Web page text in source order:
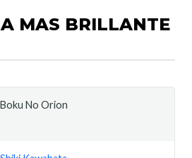
MAS BRILLANTE
Boku No Orion